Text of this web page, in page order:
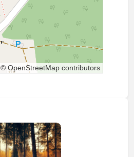
© OpenStreetMap contributors